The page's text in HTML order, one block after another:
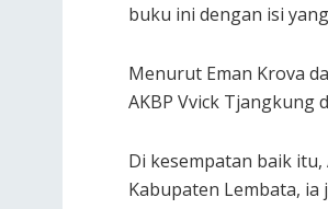
buku ini dengan isi
Menurut Eman Krova
AKBP Vvick Tjangkung
Di kesempatan baik
Kabupaten Lembata,